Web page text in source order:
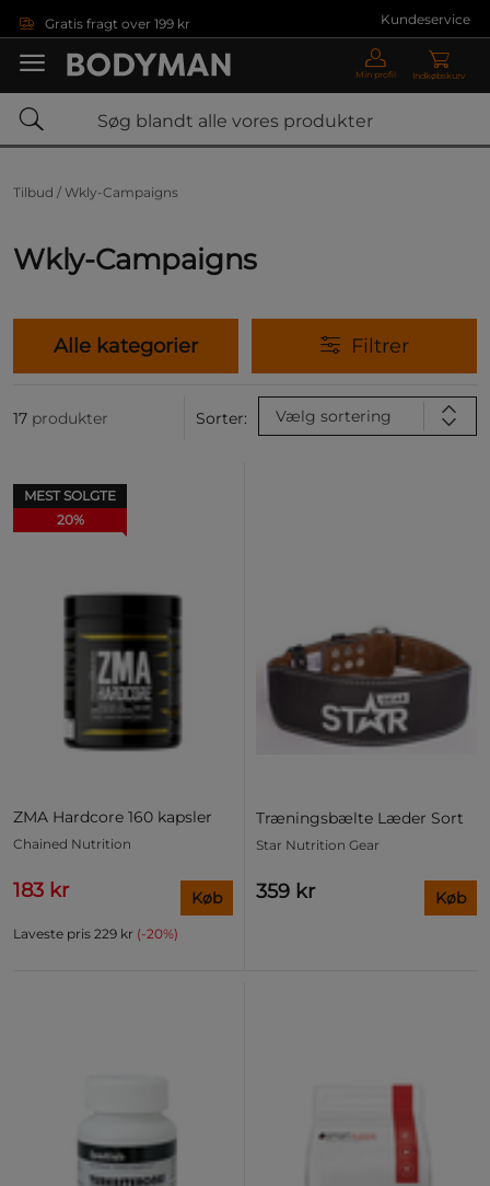
Gratis fragt over 199 kr Kundeservice
Min profil Indkøbskurv
Tilbud / Wkly-Campaigns
Wkly-Campaigns
Alle kategorier Filtrer
17 produkter Sorter: Vælg sortering
MEST SOLGTE
20%
ZMA Hardcore 160 kapsler
Chained Nutrition
183 kr
Laveste pris 229 kr (-20%)
Køb
Træningsbælte Læder Sort
Star Nutrition Gear
359 kr Køb